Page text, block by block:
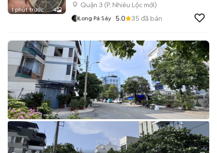
1 phút trước 4
Quận 3 (P. Nhiêu Lộc mới)
Long Pá Sáy 5.0 35 đã bán